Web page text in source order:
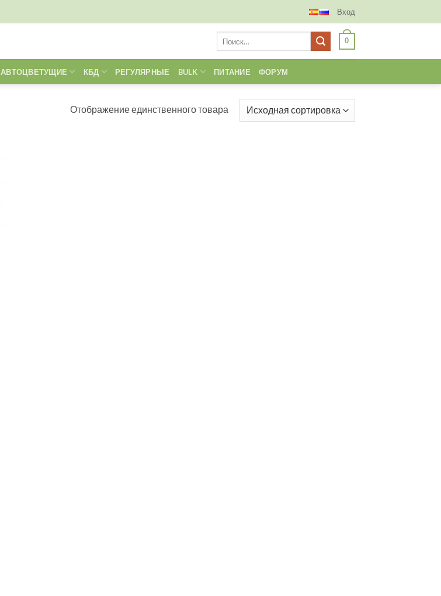
Вход
0
АВТОЦВЕТУЩИЕ КБД РЕГУЛЯРНЫЕ BULK ПИТАНИЕ ФОРУМ
Отображение единственного товара